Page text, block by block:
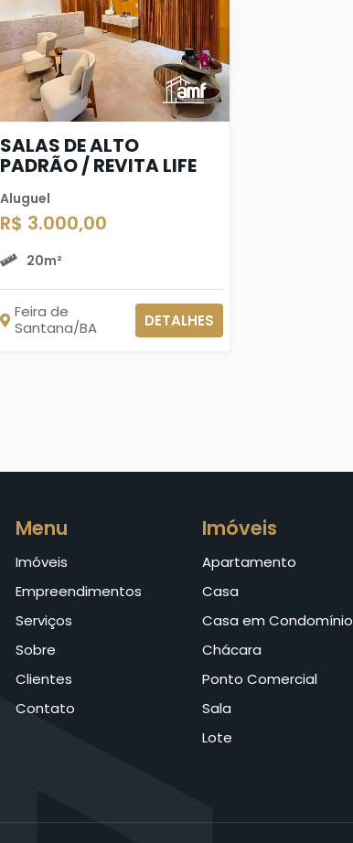
SALAS DE ALTO
PADRÃO / REVITA LIFE
Aluguel
R$ 3.000,00
20m²
Feira de
Santana/BA
DETALHES
Menu
Imóveis
Empreendimentos
Serviços
Sobre
Clientes
Contato
Imóveis
Apartamento
Casa
Casa em Condomínio
Chácara
Ponto Comercial
Sala
Lote